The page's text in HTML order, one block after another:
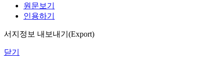
원문보기
인용하기
서지정보 내보내기(Export)
닫기